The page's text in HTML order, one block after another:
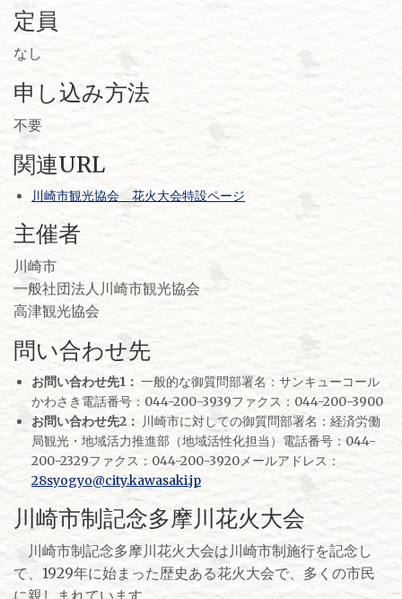
定員
なし
申し込み方法
不要
関連URL
川崎市観光協会 花火大会特設ページ
主催者
川崎市
一般社団法人川崎市観光協会
高津観光協会
問い合わせ先
お問い合わせ先1： 一般的な御質問部署名：サンキューコール
かわさき電話番号：044-200-3939ファクス：044-200-3900
お問い合わせ先2： 川崎市に対しての御質問部署名：経済労働
局観光・地域活力推進部（地域活性化担当）電話番号：044-
200-2329ファクス：044-200-3920メールアドレス：
28syogyo@city.kawasaki.jp
川崎市制記念多摩川花火大会
川崎市制記念多摩川花火大会は川崎市制施行を記念し
て、1929年に始まった歴史ある花火大会で、多くの市民
に親しまれています。